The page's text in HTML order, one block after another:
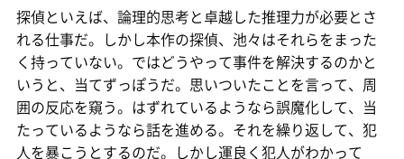
探偵といえば、論理的思考と卓越した推理力が必要とさ
れる仕事だ。しかし本作の探偵、池々はそれらをまった
く持っていない。ではどうやって事件を解決するのかと
いうと、当てずっぽうだ。思いついたことを言って、周
囲の反応を窺う。はずれているようなら誤魔化して、当
たっているようなら話を進める。それを繰り返して、犯
人を暴こうとするのだ。しかし運良く犯人がわかって